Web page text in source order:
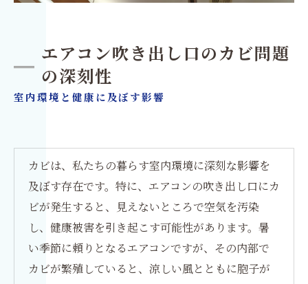
エアコン吹き出し口のカビ問題
の深刻性
室内環境と健康に及ぼす影響
カビは、私たちの暮らす室内環境に深刻な影響を
及ぼす存在です。特に、エアコンの吹き出し口にカ
ビが発生すると、見えないところで空気を汚染
し、健康被害を引き起こす可能性があります。暑
い季節に頼りとなるエアコンですが、その内部で
カビが繁殖していると、涼しい風とともに胞子が